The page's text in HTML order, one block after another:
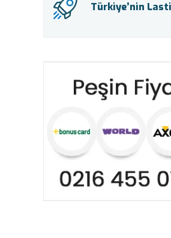
Türkiye’nin